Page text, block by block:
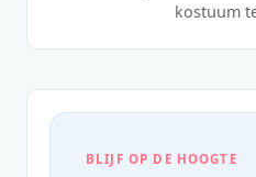
kostuum
BLIJF OP DE HOOGTE